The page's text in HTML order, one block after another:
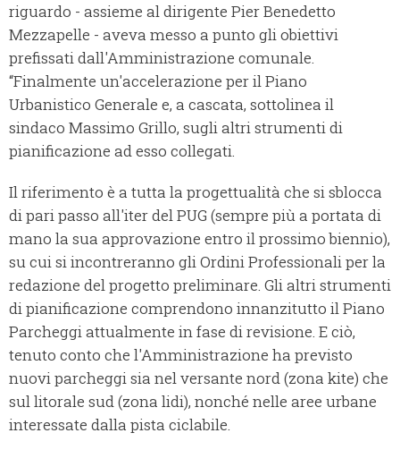
riguardo - assieme al dirigente Pier Benedetto
Mezzapelle - aveva messo a punto gli obiettivi
prefissati dall'Amministrazione comunale.
“Finalmente un'accelerazione per il Piano
Urbanistico Generale e, a cascata, sottolinea il
sindaco Massimo Grillo, sugli altri strumenti di
pianificazione ad esso collegati.
Il riferimento è a tutta la progettualità che si sblocca
di pari passo all'iter del PUG (sempre più a portata di
mano la sua approvazione entro il prossimo biennio),
su cui si incontreranno gli Ordini Professionali per la
redazione del progetto preliminare. Gli altri strumenti
di pianificazione comprendono innanzitutto il Piano
Parcheggi attualmente in fase di revisione. E ciò,
tenuto conto che l'Amministrazione ha previsto
nuovi parcheggi sia nel versante nord (zona kite) che
sul litorale sud (zona lidi), nonché nelle aree urbane
interessate dalla pista ciclabile.